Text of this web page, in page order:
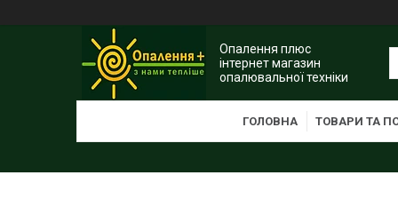
Опалення плюс
інтернет магазин
опалювальної техніки
ГОЛОВНА ТОВАРИ ТА